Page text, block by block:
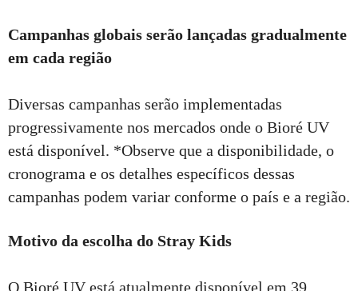
Campanhas globais serão lançadas gradualmente
em cada região
Diversas campanhas serão implementadas
progressivamente nos mercados onde o Bioré UV
está disponível. *Observe que a disponibilidade, o
cronograma e os detalhes específicos dessas
campanhas podem variar conforme o país e a região.
Motivo da escolha do Stray Kids
O Bioré UV está atualmente disponível em 39